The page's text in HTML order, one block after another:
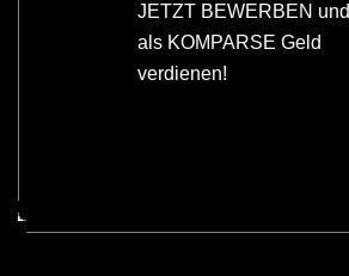
JETZT BEWERBEN und
als KOMPARSE Geld
verdienen!